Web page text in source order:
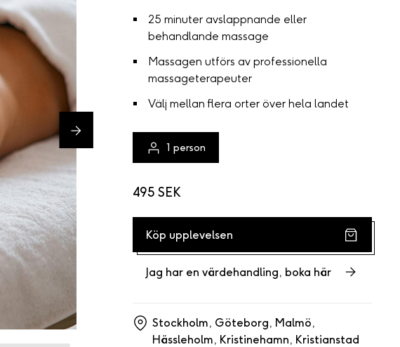
25 minuter avslappnande eller
behandlande massage
Massagen utförs av professionella
massageterapeuter
Välj mellan flera orter över hela landet
1 person
495 SEK
Köp upplevelsen
Jag har en värdehandling, boka här
Stockholm, Göteborg, Malmö,
Hässleholm, Kristinehamn, Kristianstad